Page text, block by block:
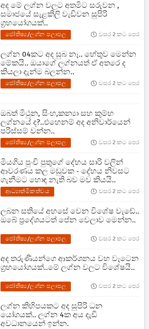
අද මේ ලග්න වලට අතමිට සරුවන ,
සමාජයේ සැළකිලි වැඩිවන සුපිරි
ග්‍රහයෝගයක්..
ජෝතිෂ්‍ය/ලග්න පලාපල වසර 2 කට පෙර
ලග්න 04කට අද සුබ නෑ.. හේතුව මෙන්න
මේකයි.. ඔයාගේ ලග්නයත් ඒ අතරෙ ද
කියලා දැන්ම බලන්න..
ජෝතිෂ්‍ය/ලග්න පලාපල වසර 2 කට පෙර
ඔබත් මිථුන, සිංහ,කන්‍යා සහ කුම්භ
ලග්නයේ ද?..එහෙනම් අද අනිවාර්යෙන්
පරිස්සම් වන්න..
ජෝතිෂ්‍ය/ලග්න පලාපල වසර 2 කට පෙර
මියගිය පුංචි පුතුගේ දේහය සාරි වලින්
ආවරණය කල මඩුවක - දේහය නිවසට
ගැනීමට හොඳ නැති බව මව කියයි..
ආධ්‍යාත්මිකත්වය වසර 2 කට පෙර
ලබන සතියේ අහසේ වෙන විශේෂ වැඩේ..
ඔබේ ප්‍රදේශයටත් පේන වෙලාව මෙන්න..
ජෝතිෂ්‍ය/ලග්න පලාපල වසර 2 කට පෙර
අද තරුණියන්ගෙ ආකර්ශනය වහ වැටෙන
ග්‍රහයෝගයක්..මේ ලග්න වලට විශේෂයි..
ජෝතිෂ්‍ය/ලග්න පලාපල වසර 2 කට පෙර
ලග්න කිහිපයකට අද සුපිරි ධන
යෝගයක්.. ලග්න 4ක අය දැඩි
අවධානයෙන් ඉන්න.